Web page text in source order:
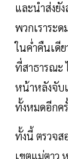
และนำส่งยั
พวกเราระ
ในค่ำคืนเดี
ที่สาธารณะ
หน้าหลังจับ
ทั้งหมดอีกค
ทั้งนี้ ตรวจส
เขตแม่ตาว